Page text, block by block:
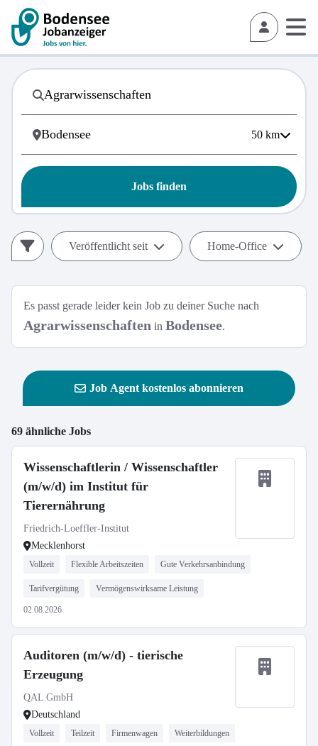
50 km
Jobs finden
Veröffentlicht seit Home-Office
Es passt gerade leider kein Job zu deiner Suche nach
Agrarwissenschaften in Bodensee.
Job Agent kostenlos abonnieren
69 ähnliche Jobs
Wissenschaftlerin / Wissenschaftler
(m/w/d) im Institut für
Tierernährung
Friedrich-Loeffler-Institut
Mecklenhorst
Vollzeit Flexible Arbeitszeiten Gute Verkehrsanbindung
Tarifvergütung Vermögenswirksame Leistung
02.08.2026
Auditoren (m/w/d) - tierische
Erzeugung
QAL GmbH
Deutschland
Vollzeit Teilzeit Firmenwagen Weiterbildungen